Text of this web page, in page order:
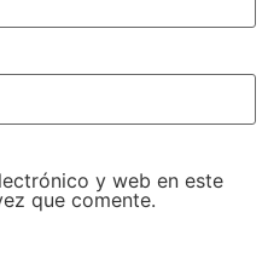
y web en este
que comente.